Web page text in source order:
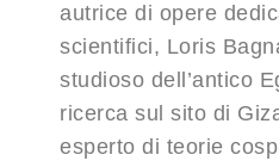
autrice di opere
scientifici, Loris
studioso dell’antico
ricerca sul sito di
esperto di teorie